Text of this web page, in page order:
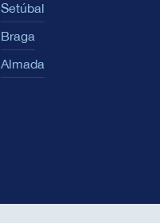
Setúbal
Braga
Almada